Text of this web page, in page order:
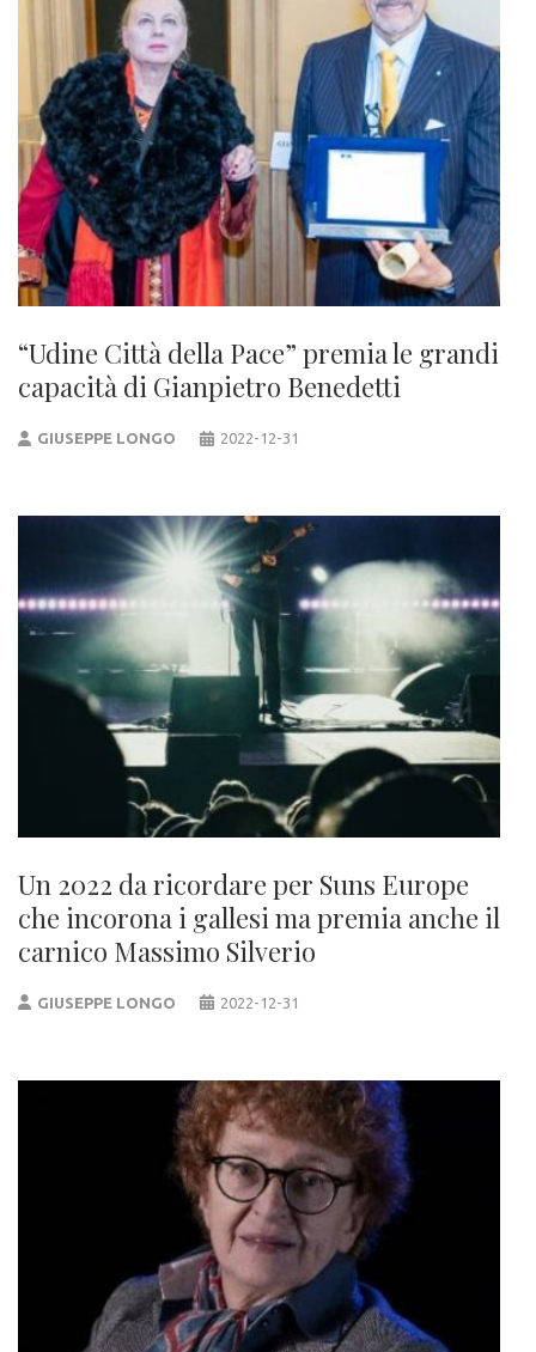
“Udine Città della Pace” premia le grandi
capacità di Gianpietro Benedetti
GIUSEPPE LONGO 2022-12-31
Un 2022 da ricordare per Suns Europe
che incorona i gallesi ma premia anche il
carnico Massimo Silverio
GIUSEPPE LONGO 2022-12-31